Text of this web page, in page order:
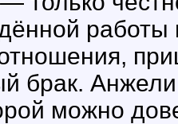
брак.
можно